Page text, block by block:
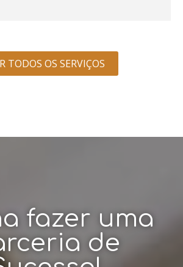
TODOS OS SERVIÇOS
fazer uma
de